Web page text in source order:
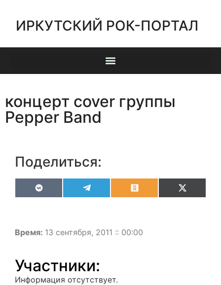
ИРКУТСКИЙ РОК-ПОРТАЛ
концерт cover группы
Pepper Band
Поделиться:
VK OdnoklassnikiX
(Twitter)
Время: 13 сентября, 2011 :: 00:00
Участники:
Информация отсутствует.